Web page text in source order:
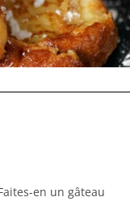
en un gâteau